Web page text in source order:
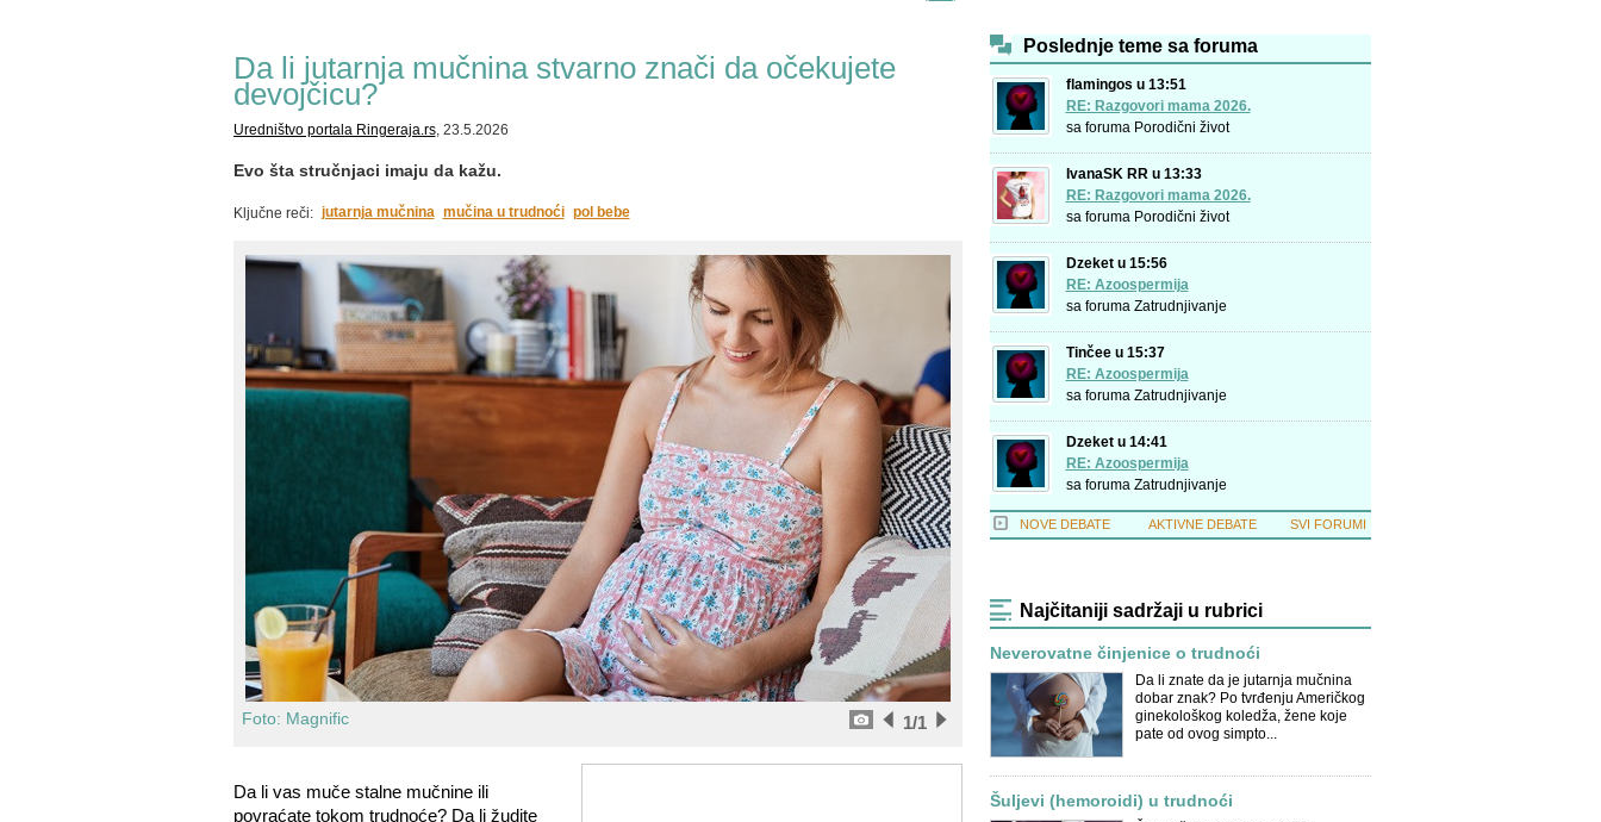
Da li jutarnja mučnina stvarno znači da očekujete
devojčicu?
Uredništvo portala Ringeraja.rs, 23.5.2026
Evo šta stručnjaci imaju da kažu.
Ključne reči: jutarnja mučnina mučina u trudnoći pol bebe
Foto: Magnific /1
1
Da li vas muče stalne mučnine ili
povraćate tokom trudnoće? Da li žudite
Poslednje teme sa foruma
flamingos u 13:51
RE: Razgovori mama 2026.
sa foruma Porodični život
IvanaSK RR u 13:33
RE: Razgovori mama 2026.
sa foruma Porodični život
Dzeket u 15:56
RE: Azoospermija
sa foruma Zatrudnjivanje
Tinčee u 15:37
RE: Azoospermija
sa foruma Zatrudnjivanje
Dzeket u 14:41
RE: Azoospermija
sa foruma Zatrudnjivanje
NOVE DEBATE AKTIVNE DEBATE SVI FORUMI
Najčitaniji sadržaji u rubrici
Neverovatne činjenice o trudnoći
Da li znate da je jutarnja mučnina
dobar znak? Po tvrđenju Američkog
ginekološkog koledža, žene koje
pate od ovog simpto...
Šuljevi (hemoroidi) u trudnoći